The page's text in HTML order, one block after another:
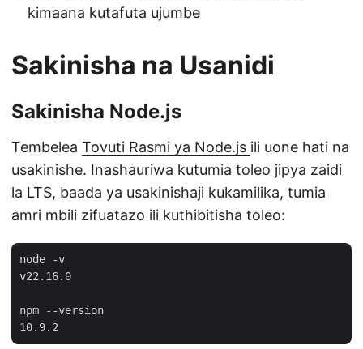
kimaana kutafuta ujumbe
Sakinisha na Usanidi
Sakinisha Node.js
Tembelea Tovuti Rasmi ya Node.js ili uone hati na
usakinishe. Inashauriwa kutumia toleo jipya zaidi
la LTS, baada ya usakinishaji kukamilika, tumia
amri mbili zifuatazo ili kuthibitisha toleo:
node -v
v22.16.0
npm --version